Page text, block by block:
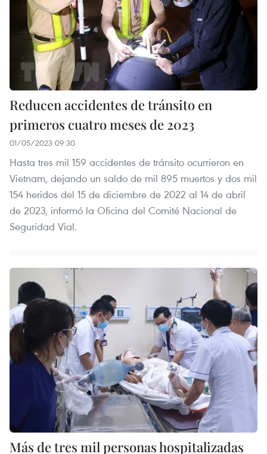
Reducen accidentes de tránsito en
primeros cuatro meses de 2023
01/05/2023 09:30
Hasta tres mil 159 accidentes de tránsito ocurrieron en
Vietnam, dejando un saldo de mil 895 muertos y dos mil
154 heridos del 15 de diciembre de 2022 al 14 de abril
de 2023, informó la Oficina del Comité Nacional de
Seguridad Vial.
Más de tres mil personas hospitalizadas